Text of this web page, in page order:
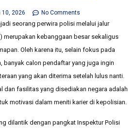
10, 2026 No Comments
seorang perwira polisi melalui jalur
merupakan kebanggaan besar sekaligus
Oleh karena itu, selain fokus pada
banyak calon pendaftar yang juga ingin
yang akan diterima setelah lulus nanti.
dan fasilitas yang disediakan negara adalah
motivasi dalam meniti karier di kepolisian.
dilantik dengan pangkat Inspektur Polisi